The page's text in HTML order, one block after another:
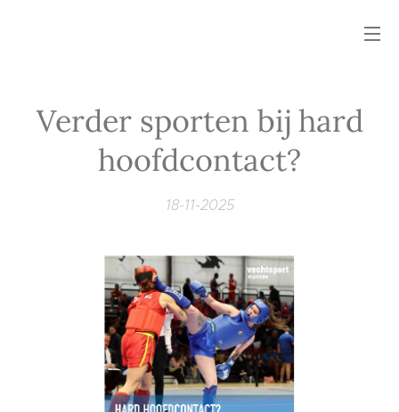
Verder sporten bij hard
hoofdcontact?
18-11-2025